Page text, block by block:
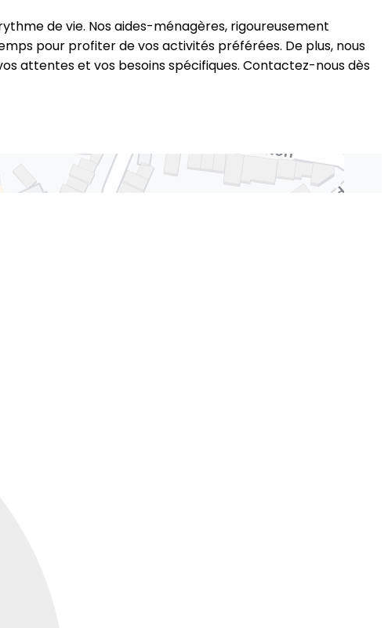
de vie. Nos aides-ménagères, rigoureusement
pour profiter de vos activités préférées. De plus, nous
attentes et vos besoins spécifiques. Contactez-nous dès